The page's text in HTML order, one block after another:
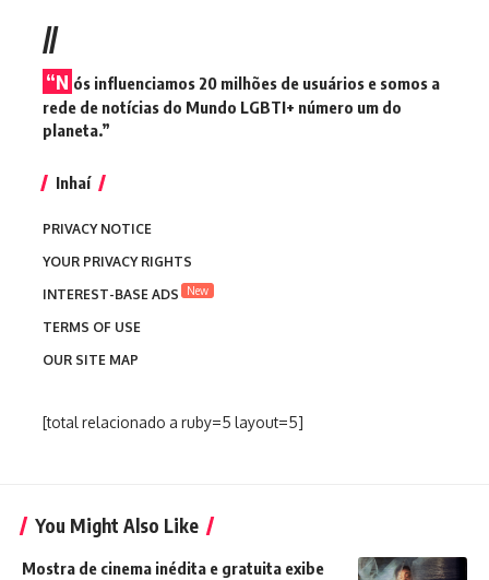
//
“N ós influenciamos 20 milhões de usuários e somos a
rede de notícias do Mundo LGBTI+ número um do
planeta.”
Inhaí
PRIVACY NOTICE
YOUR PRIVACY RIGHTS
INTEREST-BASE ADS
New
TERMS OF USE
OUR SITE MAP
[total relacionado a ruby=5 layout=5]
You Might Also Like
Mostra de cinema inédita e gratuita exibe